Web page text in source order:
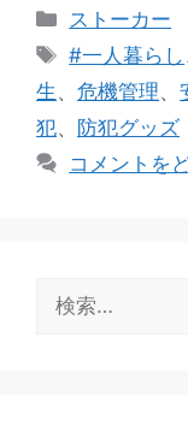
カ
テ
リ
ー
ストーカー
タ
グ
#一人暮らし
生 、 危機管理、
犯、 防犯グッズ
コメントを
索: